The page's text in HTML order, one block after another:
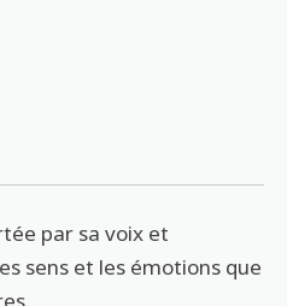
par sa voix et
sens et les émotions que